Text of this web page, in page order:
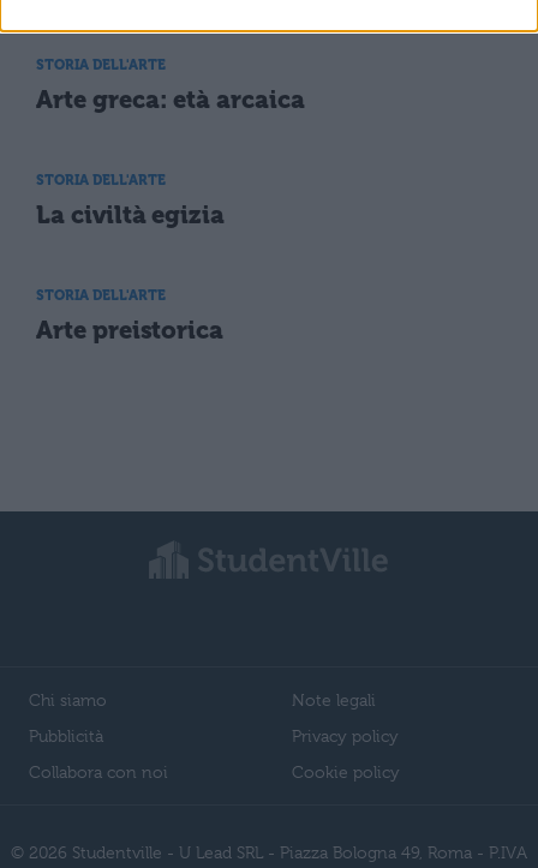
STORIA DELL'ARTE
Arte greca: età arcaica
STORIA DELL'ARTE
La civiltà egizia
STORIA DELL'ARTE
Arte preistorica
Chi siamo
Pubblicità
Collabora con noi
Note legali
Privacy policy
Cookie policy
© 2026 Studentville - U Lead SRL - Piazza Bologna 49, Roma - P.IVA